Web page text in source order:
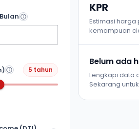
5 tahun
KPR
Estimasi
kemampuan
Belum ada
Lengkapi data
Sekarang